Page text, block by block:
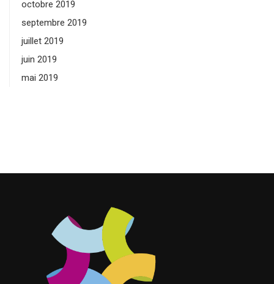
octobre 2019
septembre 2019
juillet 2019
juin 2019
mai 2019